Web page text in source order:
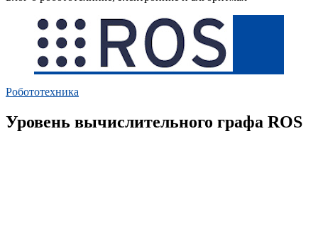
Робототехника
Уровень вычислительного графа ROS